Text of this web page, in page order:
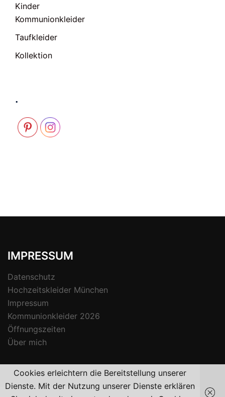
Kinder
Kommunionkleider
Taufkleider
Kollektion
.
IMPRESSUM
Datenschutz
Hochzeitskleider München
Impressum
Kommunionkleider 2026
Öffnungszeiten
Über mich
Cookies erleichtern die Bereitstellung unserer
Dienste. Mit der Nutzung unserer Dienste erklären